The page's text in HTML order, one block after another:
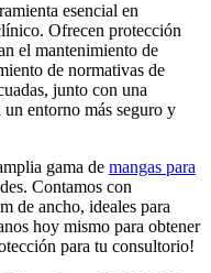
esencial en
Ofrecen protección
el mantenimiento de
de normativas de
junto con una
entorno más seguro y
gama de mangas para
Contamos con
de ancho, ideales para
hoy mismo para obtener
para tu consultorio!